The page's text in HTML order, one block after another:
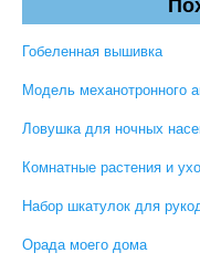
Гобеленная вышивка
Модель механотронного
Ловушка для ночных
Комнатные растения и
Набор шкатулок для
Орада моего дома